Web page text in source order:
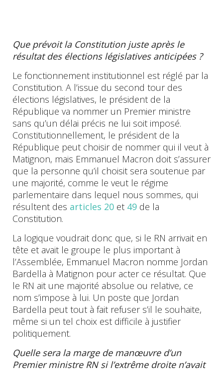
Que prévoit la Constitution juste après le
résultat des élections législatives anticipées ?
Le fonctionnement institutionnel est réglé par la
Constitution. A l’issue du second tour des
élections législatives, le président de la
République va nommer un Premier ministre
sans qu’un délai précis ne lui soit imposé.
Constitutionnellement, le président de la
République peut choisir de nommer qui il veut à
Matignon, mais Emmanuel Macron doit s’assurer
que la personne qu’il choisit sera soutenue par
une majorité, comme le veut le régime
parlementaire dans lequel nous sommes, qui
résultent des articles 20 et 49 de la
Constitution.
La logique voudrait donc que, si le RN arrivait en
tête et avait le groupe le plus important à
l’Assemblée, Emmanuel Macron nomme Jordan
Bardella à Matignon pour acter ce résultat. Que
le RN ait une majorité absolue ou relative, ce
nom s’impose à lui. Un poste que Jordan
Bardella peut tout à fait refuser s’il le souhaite,
même si un tel choix est difficile à justifier
politiquement.
Quelle sera la marge de manœuvre d’un
Premier ministre RN si l’extrême droite n’avait